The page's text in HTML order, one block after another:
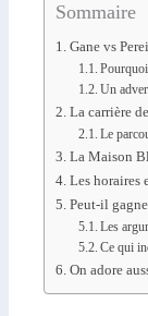
Sommaire
Gane vs
Un
La carrière
Le
La Maison
Les horaires
Peut-il
Les
Ce qui
On adore